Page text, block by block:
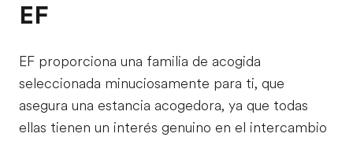
EF
EF proporciona una familia de acogida
seleccionada minuciosamente para ti, que
asegura una estancia acogedora, ya que todas
ellas tienen un interés genuino en el intercambio